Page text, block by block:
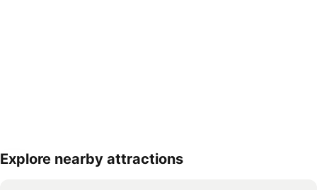
Ανάπτυξη χάρτη
Explore nearby attractions